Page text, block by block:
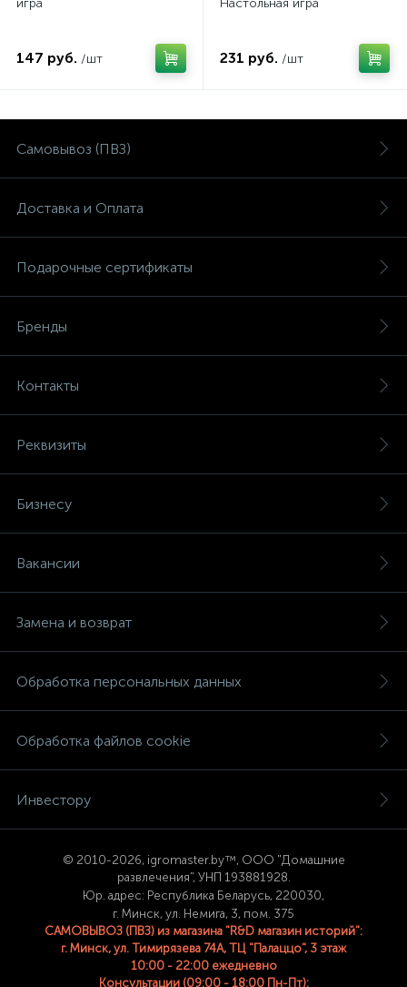
147 руб. /шт 231 руб. /шт
Самовывоз (ПВЗ)
Доставка и Оплата
Подарочные сертификаты
Бренды
Контакты
Реквизиты
Бизнесу
Вакансии
Замена и возврат
Обработка персональных данных
Обработка файлов cookie
Инвестору
© 2010-2026, igromaster.by™, ООО "Домашние
развлечения", УНП 193881928.
Юр. адрес: Республика Беларусь, 220030,
г. Минск, ул. Немига, 3, пом. 375
САМОВЫВОЗ (ПВЗ) из магазина "R&D магазин историй":
г. Минск, ул. Тимирязева 74A, ТЦ "Палаццо", 3 этаж
10:00 - 22:00 ежедневно
Консультации (09:00 - 18:00 Пн-Пт):